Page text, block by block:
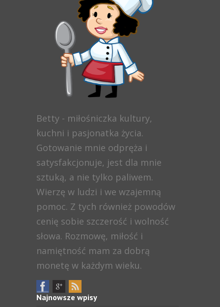
Betty - miłośniczka kultury,
kuchni i pasjonatka życia.
Gotowanie mnie odpręża i
satysfakcjonuje, jest dla mnie
sztuką, a nie tylko paliwem.
Wierzę w ludzi i we wzajemną
pomoc. Z tych również powodów
cenię sobie szczerość i wolność
słowa. Rozmowę, miłość i
namiętność mam za dobrą
monetę w każdym wieku.
Najnowsze wpisy